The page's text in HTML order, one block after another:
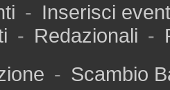
- Inserisci
- Redazionali -
- Scambio